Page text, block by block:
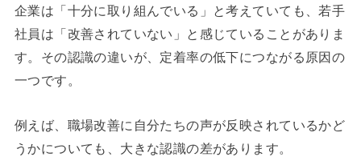
企業は「十分に取り組んでいる」と考えていても、若手
社員は「改善されていない」と感じていることがありま
す。その認識の違いが、定着率の低下につながる原因の
一つです。
例えば、職場改善に自分たちの声が反映されているかど
うかについても、大きな認識の差があります。